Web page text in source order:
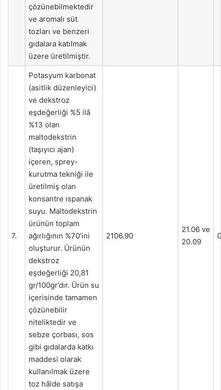
çözünebilmektedir
ve aromalı süt
tozları ve benzeri
gıdalara katılmak
üzere üretilmiştir.
7.
Potasyum karbonat
(asitlik düzenleyici)
ve dekstroz
eşdeğerliği %5 ilâ
%13 olan
maltodekstrin
(taşıyıcı ajan)
içeren, sprey-
kurutma tekniği ile
üretilmiş olan
konsantre ıspanak
suyu. Maltodekstrin
ürünün toplam
ağırlığının %70’ini
oluşturur. Ürünün
dekstroz
eşdeğerliği 20,81
gr/100gr’dır. Ürün su
içerisinde tamamen
çözünebilir
niteliktedir ve
sebze çorbası, sos
gibi gıdalarda katkı
maddesi olarak
kullanılmak üzere
toz hâlde satışa
2106.90
21.06 ve
20.09